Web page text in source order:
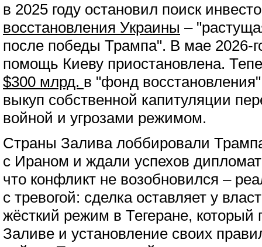
в 2025 году остановил поиск
восстановления Украины –
после победы Трампа". В мае 2026-
помощь Киеву приостановлена.
$300 млрд. в "фонд
выкуп собственной капитуляции
войной и угрозами режимом.
Страны Залива лоббировали
с Ираном и ждали успехов
что конфликт не возобновился –
с тревогой: сделка оставляет у
жёсткий режим в Тегеране, который
Заливе и установление своих